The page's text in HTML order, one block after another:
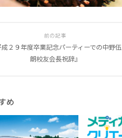
前の記事
成２９年度卒業記念パーティーでの中野伍
朗校友会長祝辞』
め